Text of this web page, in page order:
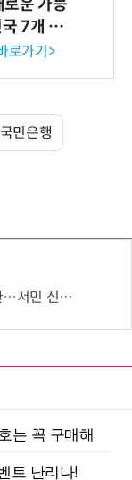
운 가능
7개 도
최
로가기>
민은행
각지대 메운다